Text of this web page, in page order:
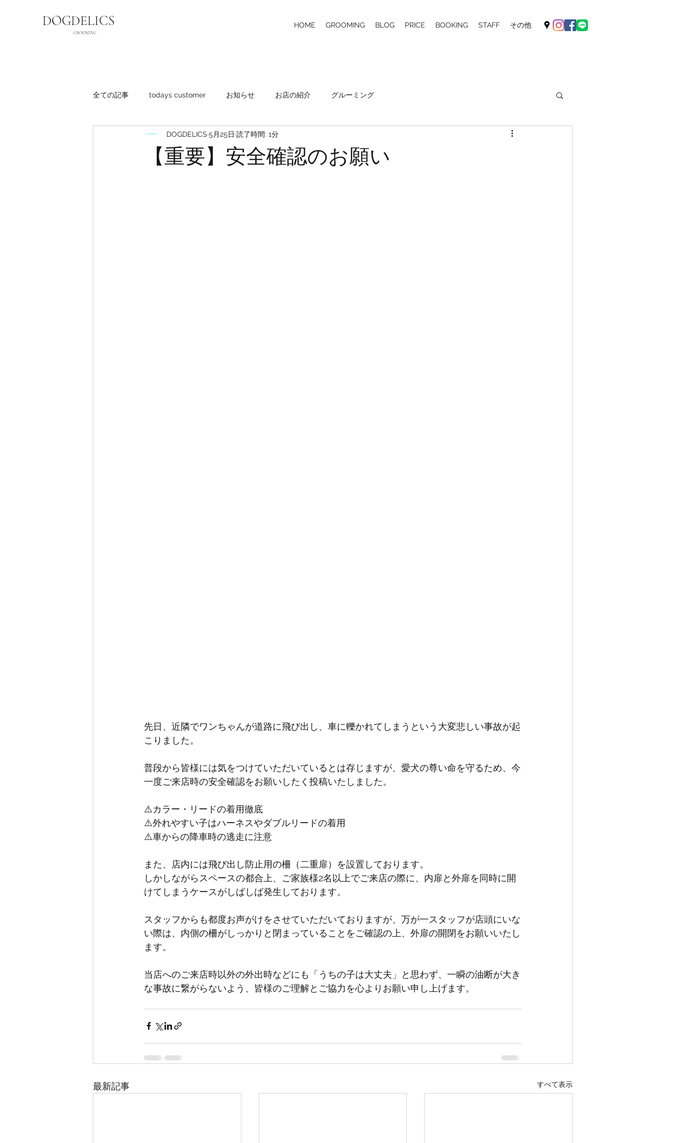
DOGDELICS
GROOMING
HOME GROOMING BLOG PRICE BOOKING STAFF その他
全ての記事 todays customer お知らせ お店の紹介 グルーミング
【重要】安全確認のお願い
DOGDELICS 5月25日 読了時間: 1分
先日、近隣でワンちゃんが道路に飛び出し、車に轢かれてしまうという大変悲しい事故が起
こりました。
普段から皆様には気をつけていただいているとは存じますが、愛犬の尊い命を守るため、今
一度ご来店時の安全確認をお願いしたく投稿いたしました。
⚠️カラー・リードの着用徹底
⚠️外れやすい子はハーネスやダブルリードの着用
⚠️車からの降車時の逃走に注意
また、店内には飛び出し防止用の柵（二重扉）を設置しております。
しかしながらスペースの都合上、ご家族様2名以上でご来店の際に、内扉と外扉を同時に開
けてしまうケースがしばしば発生しております。
スタッフからも都度お声がけをさせていただいておりますが、万が一スタッフが店頭にいな
い際は、内側の柵がしっかりと閉まっていることをご確認の上、外扉の開閉をお願いいたし
ます。
当店へのご来店時以外の外出時などにも「うちの子は大丈夫」と思わず、一瞬の油断が大き
な事故に繋がらないよう、皆様のご理解とご協力を心よりお願い申し上げます。
最新記事 すべて表示